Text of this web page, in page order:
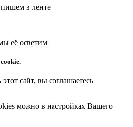
пишем в ленте
её осветим
сайт, вы соглашаетесь
можно в настройках Вашего